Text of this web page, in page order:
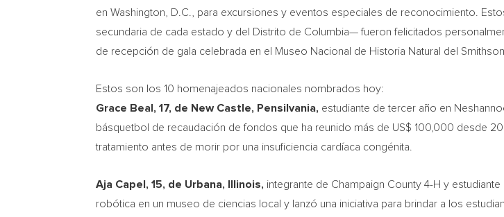
en Washington, D.C.
, para excursiones y eventos especiales de reconocimiento.
secundaria de cada estado y del Distrito de Columbia— fueron felicitados
de recepción de gala celebrada en el Museo Nacional de Historia Natural del
Estos son los 10 homenajeados nacionales nombrados hoy:
Grace Beal , 17, de New Castle, Pensilvania, estudiante de tercer año en
básquetbol de recaudación de fondos que ha reunido más de US$ 100,000 desde
tratamiento antes de morir por una insuficiencia cardíaca congénita.
Aja Capel , 15, de Urbana, Illinois, integrante de Champaign County 4-H y
robótica en un museo de ciencias local y lanzó una iniciativa para brindar a los